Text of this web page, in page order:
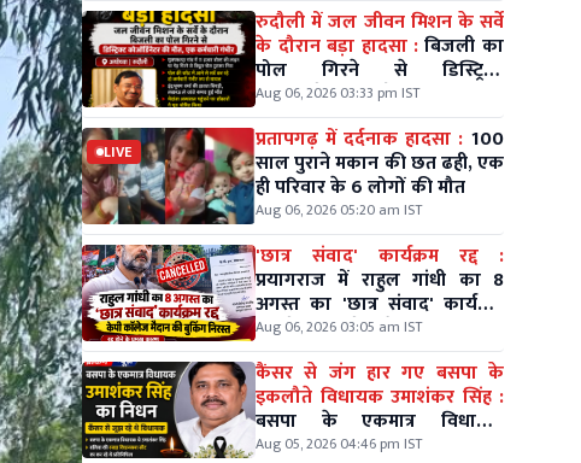
रुदौली में जल जीवन मिशन के सर्वे
के दौरान बड़ा हादसा :बिजली का
पोल गिरने से डिस्ट्रिक्ट
कोऑर्डिनेटर की मौत, एक कर्मचारी
गंभीर
Aug 06, 2026 03:33 pm IST
LIVE प्रतापगढ़ में दर्दनाक हादसा : 100
साल पुराने मकान की छत ढही, एक
ही परिवार के 6 लोगों की मौत
Aug 06, 2026 05:20 am IST
'छात्र संवाद' कार्यक्रम रद्द :
प्रयागराज में राहुल गांधी का 8
अगस्त का 'छात्र संवाद' कार्यक्रम
रद्द, केपी कॉलेज मैदान की बुकिंग
निरस्त
Aug 06, 2026 03:05 am IST
कैंसर से जंग हार गए बसपा के
इकलौते विधायक उमाशंकर सिंह :
बसपा के एकमात्र विधायक
उमाशंकर सिंह का दिल्ली में निधन
Aug 05, 2026 04:46 pm IST